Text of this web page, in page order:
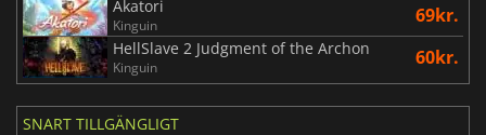
Akatori
Kinguin 69kr.
HellSlave 2 Judgment of the Archon
Kinguin 60kr.
SNART TILLGÄNGLIGT